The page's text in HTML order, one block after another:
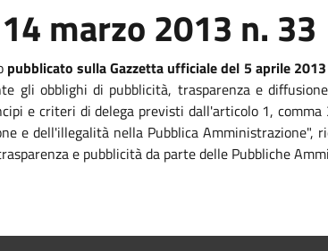
marzo 2013 n. 33
pubblicato sulla Gazzetta ufficiale del 5 aprile
gli obblighi di pubblicità, trasparenza e
e criteri di delega previsti dall'articolo 1,
e dell'illegalità nella Pubblica
e pubblicità da parte delle Pubbliche